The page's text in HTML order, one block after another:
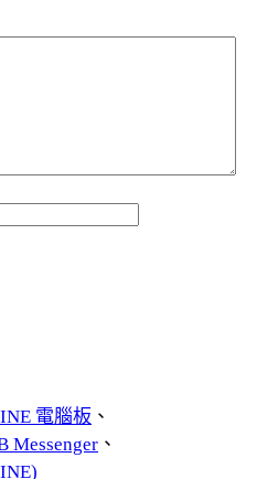
電腦板 、
Messenger 、